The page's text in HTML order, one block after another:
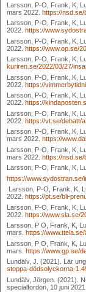
Larsson, P-O, Frank, K,
mars 2022. https://nsd.se/
Larsson, P-O, Frank, K,
2022. https://
Larsson, P-O, Frank, K,
2022. https://www.op.se/
Larsson, P-O, Frank, K,
kuriren.se/2022/03/27/
Larsson, P-O, Frank, K,
2022. https://
Larsson, P-O, Frank, K,
2022. https://
Larsson, P-O, Frank, K,
2022. https://vt.se/debatt/
Larsson, P-O, Frank, K,
mars 2022. https://
Larsson, P-O, Frank, K,
mars 2022. https://nsd.se/
Larsson, P-O, Frank, K,
https://
Larsson, P-O, Frank, K,
2022. https://pt.se/bli-
Larsson, P-O, Frank, K,
2022. https://www.sla.se/
Larsson, P O, Frank, K,
mars. https://
Larsson, P O, Frank, K,
mars. https://www.gp.se/
Lundälv, J. (2021). Lär
stoppa-dödsolyckorna-
Lundälv, Jörgen. (2021).
specialfordon, 10 juni 2021.